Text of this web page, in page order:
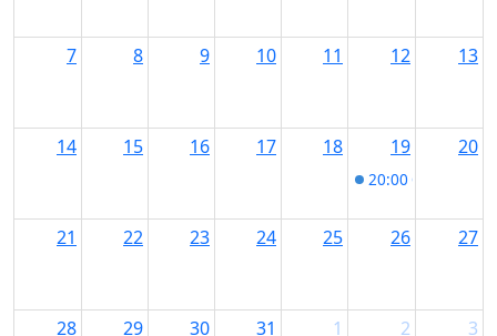
7 8 9 10 11 12 13
14 15 16 17 18 19
20:00 Charles
20
21 22 23 24 25 26 27
28 29 30 31 1 2 3